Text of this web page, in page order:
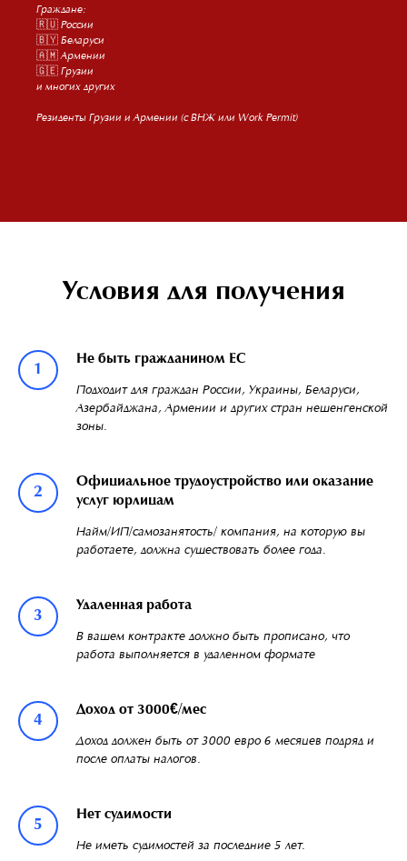
Граждане:
🇷🇺 России
🇧🇾 Беларуси
🇦🇲 Армении
🇬🇪 Грузии
и многих других
Резиденты Грузии и Армении (с ВНЖ или Work Permit)
Условия для получения
Не быть гражданином ЕС
Подходит для граждан России, Украины, Беларуси,
Азербайджана, Армении и других стран нешенгенской
зоны.
Официальное трудоустройство или оказание
услуг юрлицам
Найм/ИП/самозанятость/ компания, на которую вы
работаете, должна существовать более года.
Удаленная работа
В вашем контракте должно быть прописано, что
работа выполняется в удаленном формате
Доход от 3000€/мес
Доход должен быть от 3000 евро 6 месяцев подряд и
после оплаты налогов.
Нет судимости
Не иметь судимостей за последние 5 лет.